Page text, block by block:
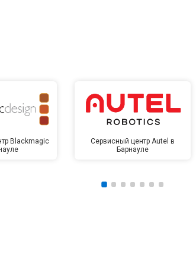
Blackmagic
Сервисный центр Autel в
Барнауле